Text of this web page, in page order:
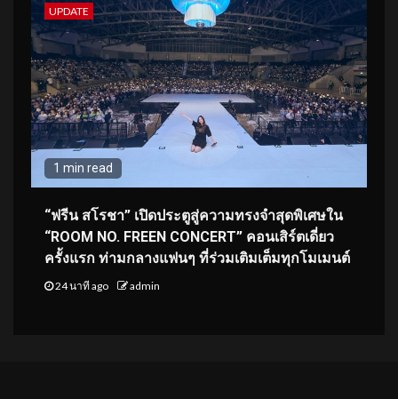
UPDATE
1 min read
“ฟรีน สโรชา” เปิดประตูสู่ความทรงจำสุดพิเศษใน
“ROOM NO. FREEN CONCERT” คอนเสิร์ตเดี่ยว
ครั้งแรก ท่ามกลางแฟนๆ ที่ร่วมเติมเต็มทุกโมเมนต์
24 นาที ago admin